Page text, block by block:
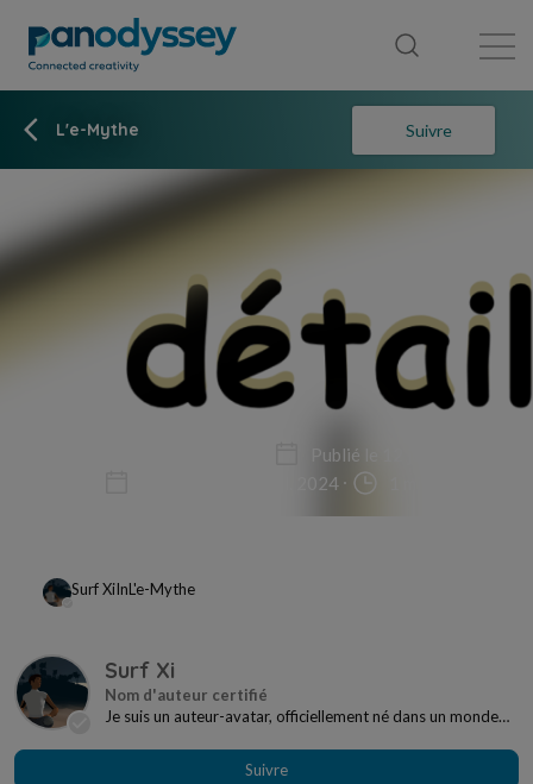
L'e-Mythe Suivre
Publié le 12 juil. 2024
Mis à jour le 13 juil. 2024
Surf XiInL'e-Mythe
Surf Xi
Je suis un auteur-avatar, officiellement né dans un monde
Suivre